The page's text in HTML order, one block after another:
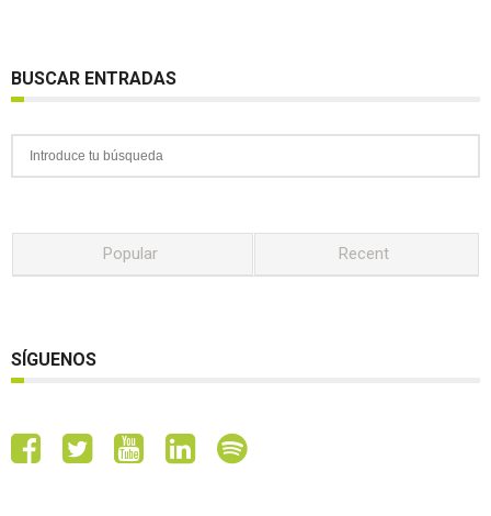
BUSCAR ENTRADAS
Popular Recent
SÍGUENOS